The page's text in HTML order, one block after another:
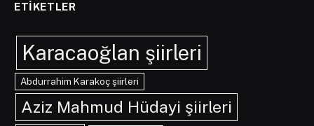
ETIKETLER
Karacaoğlan şiirleri
Abdurrahim Karakoç şiirleri
Aziz Mahmud Hüdayi şiirleri